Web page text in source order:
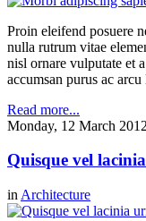
Proin eleifend posuere
nulla rutrum vitae
nisl ornare vulputate et
accumsan purus ac
Read more...
Monday, 12 March
Quisque vel
in Architecture